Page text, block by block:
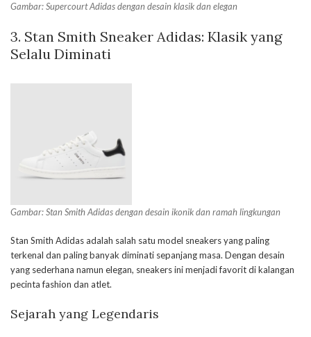
Gambar: Supercourt Adidas dengan desain klasik dan elegan
3. Stan Smith Sneaker Adidas: Klasik yang
Selalu Diminati
Gambar: Stan Smith Adidas dengan desain ikonik dan ramah lingkungan
Stan Smith Adidas adalah salah satu model sneakers yang paling
terkenal dan paling banyak diminati sepanjang masa. Dengan desain
yang sederhana namun elegan, sneakers ini menjadi favorit di kalangan
pecinta fashion dan atlet.
Sejarah yang Legendaris